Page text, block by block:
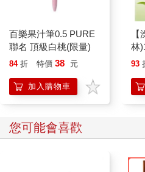
百樂果汁筆0.5 PURE
聯名 頂級白桃(限量)
84 折 特價 38 元
加入購物車
林
93
您可能會喜歡